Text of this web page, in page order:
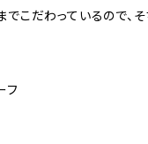
こだわっているので、そ
フ